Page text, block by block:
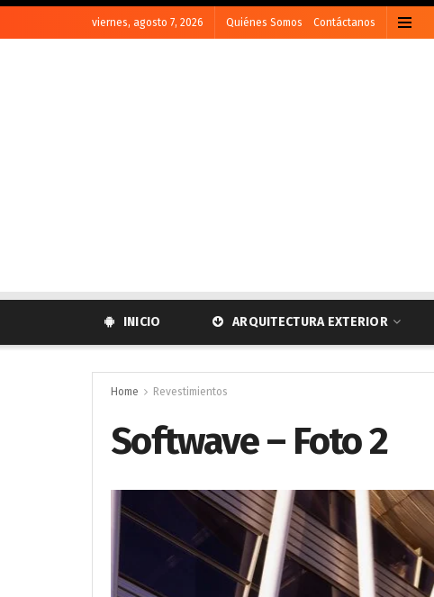
viernes, agosto 7, 2026 Quiénes Somos Contáctanos
INICIO ARQUITECTURA EXTERIOR
Home Revestimientos
Softwave – Foto 2